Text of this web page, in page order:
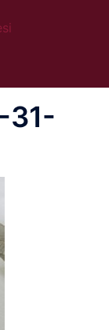
31-